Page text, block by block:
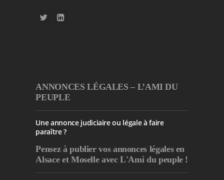
ANNONCES LÉGALES – L’AMI DU
PEUPLE
Une annonce judiciaire ou légale à faire
paraître ?
Pensez à publiervos annonces légales en
Alsace et Moselle avec L'Ami du peuple !